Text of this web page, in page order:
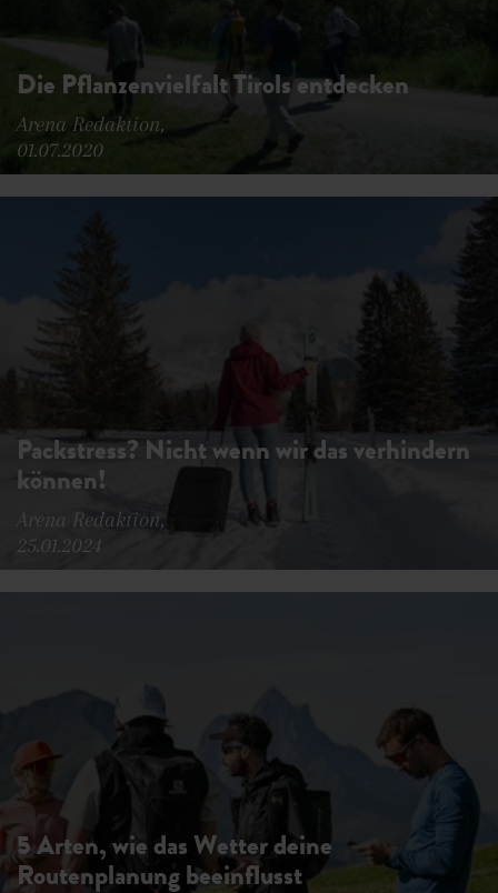
Die Pflanzenvielfalt Tirols entdecken
Arena Redaktion,
01.07.2020
Packstress? Nicht wenn wir das verhindern
können!
Arena Redaktion,
25.01.2024
5 Arten, wie das Wetter deine
Routenplanung beeinflusst